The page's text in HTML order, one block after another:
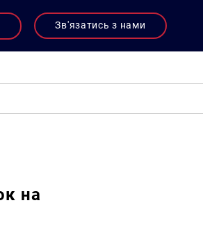
Зв'язатись з нами
на